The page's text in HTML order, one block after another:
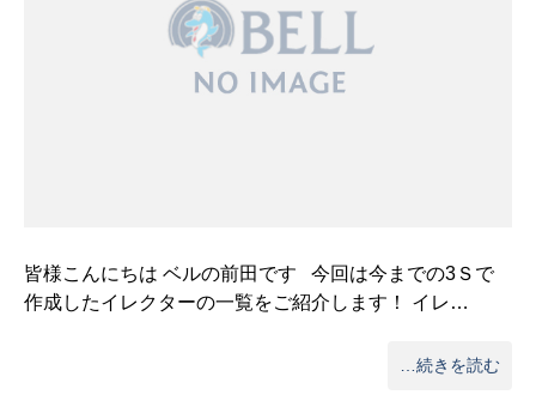
皆様こんにちは ベルの前田です 今回は今までの3Ｓで
作成したイレクターの一覧をご紹介します！ イレ…
…続きを読む